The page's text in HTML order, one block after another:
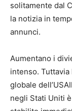
solitamente dal
la notizia in
annunci.
Aumentano i
intenso. Tuttavia
globale
negli Stati Uniti